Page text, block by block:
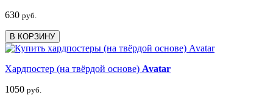
630 руб.
В КОРЗИНУ
Хардпостер (на твёрдой основе) Avatar
1050 руб.